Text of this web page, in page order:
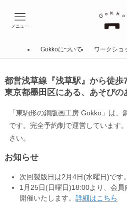
メニュー
Gokkoについて ワークショ
都営浅草線『浅草駅』から徒歩
東京都墨田区にある、あそびの
「東駒形の銅版画工房 Gokko」は
です。完全予約制で運営しています
さい。
お知らせ
次回製版日は2月4日(水曜日)です。
1月25日(日曜日)18:00より、会
開催いたします。 詳細はこちら